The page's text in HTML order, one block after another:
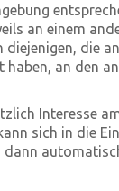
an einem
die
haben, an den
Interesse
sich in die